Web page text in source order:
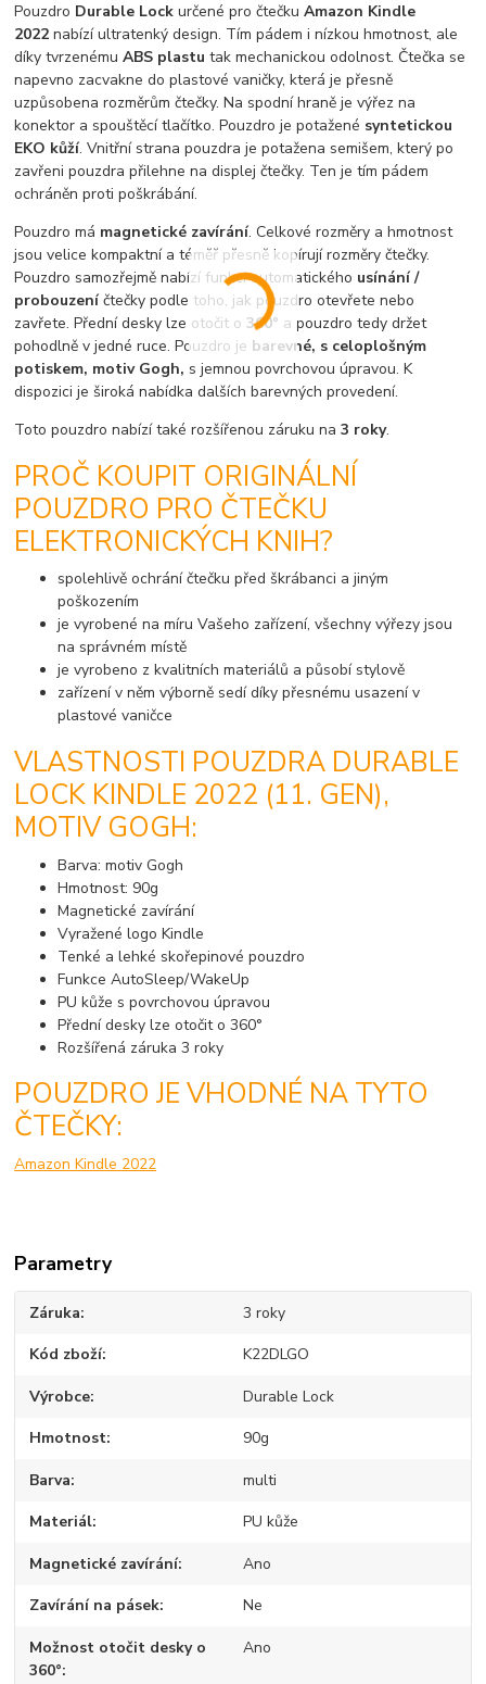
Pouzdro Durable Lock určené pro čtečkuAmazon Kindle
2022 nabízí ultratenký design. Tím pádem i nízkou hmotnost, ale
díky tvrzenémuABS plastu tak mechanickou odolnost. Čtečka se
napevno zacvakne do plastové vaničky, která je přesně
uzpůsobena rozměrům čtečky. Na spodní hraně je výřez na
konektor a spouštěcí tlačítko. Pouzdro je potažené syntetickou
EKO kůží. Vnitřní strana pouzdra je potažena semišem, který po
zavřeni pouzdra přilehne na displej čtečky. Ten je tím pádem
ochráněn proti poškrábání.
Pouzdro má magnetické zavírání. Celkové rozměry a hmotnost
jsou velice kompaktní a téměř přesně kopírují rozměry čtečky.
Pouzdro samozřejmě nabízí funkci automatického usínání /
probouzeníčtečky podle toho, jak pouzdro otevřete nebo
zavřete. Přední desky lze otočit o360° a pouzdro tedy držet
pohodlně v jedné ruce. Pouzdro je barevné, s celoplošným
potiskem, motiv Gogh, s jemnou povrchovou úpravou. K
dispozici je široká nabídka dalších barevných provedení.
Toto pouzdro nabízí také rozšířenou záruku na3 roky.
PROČ KOUPIT ORIGINÁLNÍ
POUZDRO PRO ČTEČKU
ELEKTRONICKÝCH KNIH?
spolehlivě ochrání čtečku před škrábanci a jiným
poškozením
je vyrobené na míru Vašeho zařízení, všechny výřezy jsou
na správném místě
je vyrobeno z kvalitních materiálů a působí stylově
zařízení v něm výborně sedí díky přesnému usazení v
plastové vaničce
VLASTNOSTI POUZDRA DURABLE
LOCK KINDLE 2022 (11. GEN),
MOTIV GOGH:
Barva: motiv Gogh
Hmotnost: 90g
Magnetické zavírání
Vyražené logo Kindle
Tenké a lehké skořepinové pouzdro
Funkce AutoSleep/WakeUp
PU kůže s povrchovou úpravou
Přední desky lze otočit o 360°
Rozšířená záruka 3 roky
POUZDRO JE VHODNÉ NA TYTO
ČTEČKY:
Amazon Kindle 2022
Parametry
Záruka 3 roky
Kód zboží K22DLGO
Výrobce Durable Lock
Hmotnost 90g
Barva multi
Materiál PU kůže
Magnetické zavírání Ano
Zavírání na pásek Ne
Možnost otočit desky o
360°
Ano